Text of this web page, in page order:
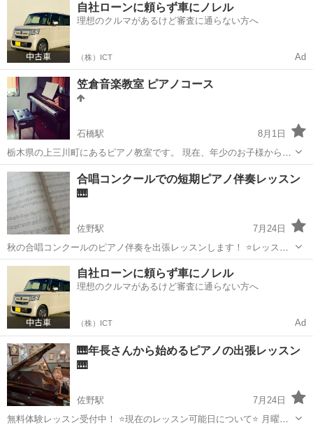
自社ローンに頼らず車にノレル
理想のクルマがあるけど審査に通らない方へ
（株）ICT Ad
笠倉音楽教室 ピアノコース
石橋駅
8月1日
栃木県の上三川町にあるピアノ教室です。 現在、年少のお子様から大
人の方まで通っていただいております。成人男性の方もお受けいたし
ます。 音楽には素敵な力が溢れています。その素敵な力を感じとる
「心」を何よりも大事にし、生...
栃木 河内郡 石橋駅 大人
合唱コンクールでの短期ピアノ伴奏レッスン
🎹
佐野駅
7月24日
秋の合唱コンクールのピアノ伴奏を出張レッスンします！ ⭐レッスン
曜日⭐ 8月～9月の月曜日 ⭐レッスン可能時間⭐ 15時～21時 ⭐レッスン
場所⭐ 佐野市近辺 ⭐レッスン時間と料金⭐ 月3回30分レッスン→75...
栃木 佐野市 佐野駅 ピアノ レッスン
自社ローンに頼らず車にノレル
理想のクルマがあるけど審査に通らない方へ
（株）ICT Ad
🎹年長さんから始めるピアノの出張レッスン
🎹
佐野駅
7月24日
無料体験レッスン受付中！ ⭐現在のレッスン可能日について⭐ 月曜日